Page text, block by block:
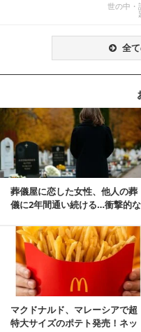
世の中・
全
葬儀屋に恋した女性、他人の葬
儀に2年間通い続ける…衝撃的な
記事を
マクドナルド、マレーシアで超
特大サイズのポテト発売！ネッ
記事を